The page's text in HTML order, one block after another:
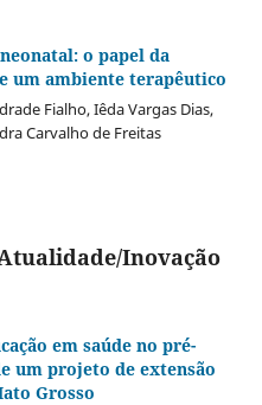
o papel da
um ambiente terapêutico
Fialho, Iêda Vargas Dias,
Carvalho de Freitas
Inovação
em saúde no pré-
um projeto de extensão
Grosso